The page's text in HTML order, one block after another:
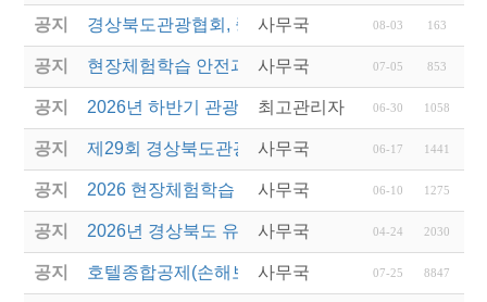
공지 경상북도관광협회, 중국 단동 해외여행상품 개발 팸
사무국 08-03 163
공지 현장체험학습 안전과정(신규/재강습) 안내
사무국 07-05 853
공지 2026년 하반기 관광진흥개발기금 융자 시행 안내
최고관리자 06-30 1058
공지 제29회 경상북도관광기념품공모전 개최
사무국 06-17 1441
공지 2026 현장체험학습 안전과정(신규.재강습)
사무국 06-10 1275
공지 2026년 경상북도 유니크베뉴를 활용한 MICE행사
사무국 04-24 2030
공지 호텔종합공제(손해보험) 서비스 안내
사무국 07-25 8847